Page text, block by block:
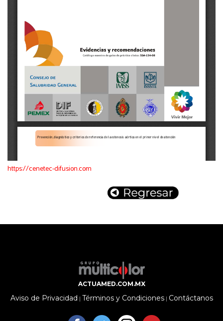
https://cenetec-difusion.com
ACTUAMED.COM.MX
Aviso de Privacidad | Términos y Condiciones | Contáctanos